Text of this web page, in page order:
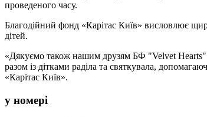
проведеного часу.
Благодійний фонд «Карітас Київ» висловлює
дітей.
«Дякуємо також нашим друзям БФ "Velvet Hearts"
разом із дітками раділа та святкувала,
«Карітас Київ».
у номері